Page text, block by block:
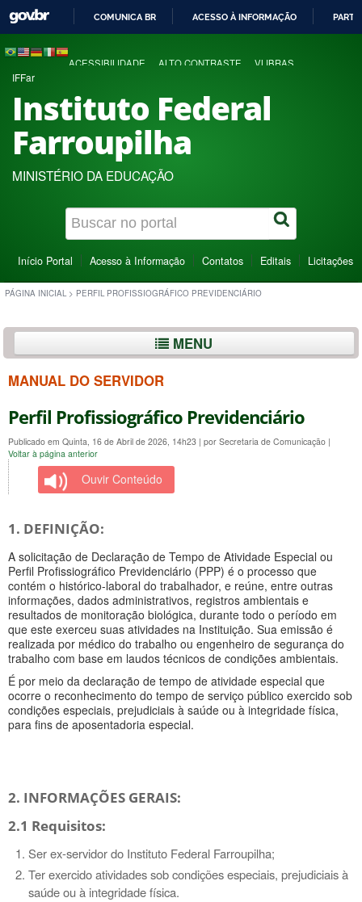
COMUNICA BR ACESSO À INFORMAÇÃO
ACESSIBILIDADE ALTO CONTRASTE VLIBRAS
IFFar
Instituto Federal
Farroupilha
MINISTÉRIO DA EDUCAÇÃO
Início Portal Acesso à Informação Contatos Editais Licitações
PÁGINA INICIAL > PERFIL PROFISSIOGRÁFICO PREVIDENCIÁRIO
MENU
MANUAL DO SERVIDOR
Perfil Profissiográfico Previdenciário
Publicado em Quinta, 16 de Abril de 2026, 14h23 | por Secretaria de Comunicação |
Voltar à página anterior
Ouvir Conteúdo
1. DEFINIÇÃO:
A solicitação de Declaração de Tempo de Atividade Especial ou
Perfil Profissiográfico Previdenciário (PPP) é o processo que
contém o histórico-laboral do trabalhador, e reúne, entre outras
informações, dados administrativos, registros ambientais e
resultados de monitoração biológica, durante todo o período em
que este exerceu suas atividades na Instituição. Sua emissão é
realizada por médico do trabalho ou engenheiro de segurança do
trabalho com base em laudos técnicos de condições ambientais.
É por meio da declaração de tempo de atividade especial que
ocorre o reconhecimento do tempo de serviço público exercido sob
condições especiais, prejudiciais à saúde ou à integridade física,
para fins de aposentadoria especial.
2. INFORMAÇÕES GERAIS:
2.1 Requisitos:
Ser ex-servidor do Instituto Federal Farroupilha;
Ter exercido atividades sob condições especiais, prejudiciais à
saúde ou à integridade física.